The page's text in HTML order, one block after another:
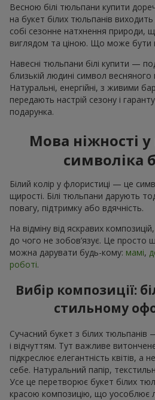
Весною білі тюльпани купити
на букет білих тюльпанів
собі сезонне натхнення природи,
виглядом та ціною. Що може бути
Навесні тюльпани білі купити —
близькій людині символ
Натуральні, енергійні, з живими
передають настрій сезону і
подарунка.
Мова ніжності
символіка
Білий колір у флористиці — це
щирості. Білі тюльпани дарують
повагу, підтримку або вдячність.
На відміну від яскравих
до чого не зобов’язує. Це просто
можна дарувати будь-кому: мамі,
роботі.
Вибір композиції:
стильному
Сучасний букет з білих
і відчуттям. Тут важливе
підкреслює елегантність квітів, а
себе. Натуральний папір,
Усе це перетворює букет білих
красою композицію, що уособлює